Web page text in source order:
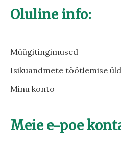
Oluline info:
Müügitingimused
Isikuandmete töötlemise
Minu konto
Meie e-poe